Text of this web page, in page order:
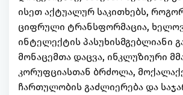
ისეთ აქტუალურ საკითხებს,
ციფრული ტრანსფორმაცია,
ინტელექტის პასუხისმგებლიანი
მონაცემთა დაცვა, ინკლუზიური
კორუფციასთან ბრძოლა,
ჩართულობის გაძლიერება და